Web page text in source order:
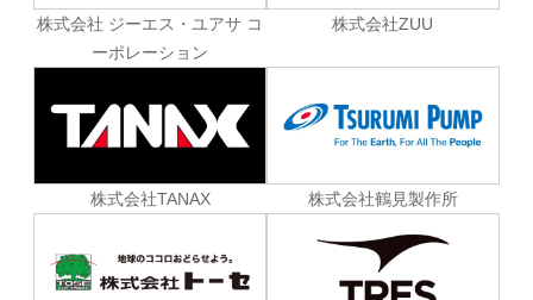
株式会社 ジーエス・ユアサ コ
ーポレーション
株式会社ZUU
株式会社TANAX 株式会社鶴見製作所